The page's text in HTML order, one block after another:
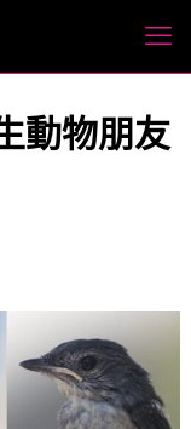
動物朋友